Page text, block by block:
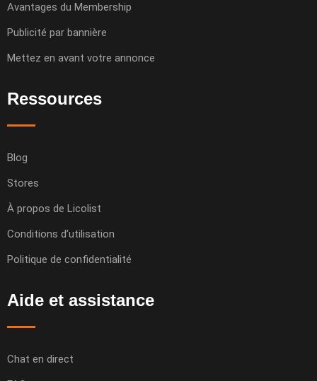
Avantages du Membership
Publicité par bannière
Mettez en avant votre annonce
Ressources
Blog
Stores
À propos de Licolist
Conditions d’utilisation
Politique de confidentialité
Aide et assistance
Chat en direct